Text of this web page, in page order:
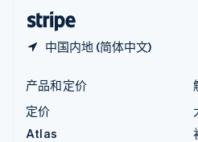
中国内地 (简体中文)
产品和定价
定价
Atlas